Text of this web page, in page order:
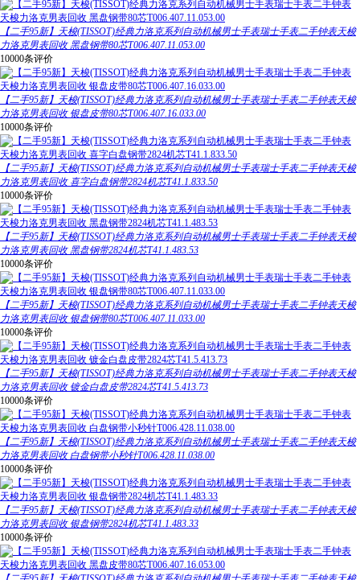
【二手95新】天梭(TISSOT)经典力洛克系列自动机械男士手表瑞士手表二手钟表天梭
力洛克男表回收 黑盘钢带80芯T006.407.11.053.00
10000条评价
【二手95新】天梭(TISSOT)经典力洛克系列自动机械男士手表瑞士手表二手钟表天梭
力洛克男表回收 银盘皮带80芯T006.407.16.033.00
10000条评价
【二手95新】天梭(TISSOT)经典力洛克系列自动机械男士手表瑞士手表二手钟表天梭
力洛克男表回收 喜字白盘钢带2824机芯T41.1.833.50
10000条评价
【二手95新】天梭(TISSOT)经典力洛克系列自动机械男士手表瑞士手表二手钟表天梭
力洛克男表回收 黑盘钢带2824机芯T41.1.483.53
10000条评价
【二手95新】天梭(TISSOT)经典力洛克系列自动机械男士手表瑞士手表二手钟表天梭
力洛克男表回收 银盘钢带80芯T006.407.11.033.00
10000条评价
【二手95新】天梭(TISSOT)经典力洛克系列自动机械男士手表瑞士手表二手钟表天梭
力洛克男表回收 镀金白盘皮带2824芯T41.5.413.73
10000条评价
【二手95新】天梭(TISSOT)经典力洛克系列自动机械男士手表瑞士手表二手钟表天梭
力洛克男表回收 白盘钢带小秒针T006.428.11.038.00
10000条评价
【二手95新】天梭(TISSOT)经典力洛克系列自动机械男士手表瑞士手表二手钟表天梭
力洛克男表回收 银盘钢带2824机芯T41.1.483.33
10000条评价